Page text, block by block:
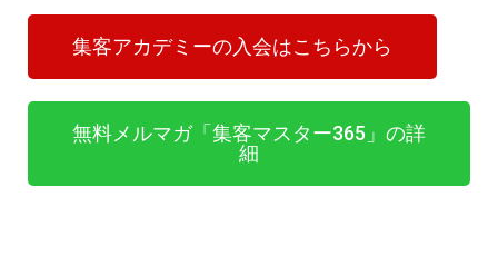
集客アカデミーの入会はこちらから
無料メルマガ「集客マスター365」の詳
細